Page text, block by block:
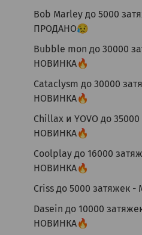
Bob Marley до 5000
ПРОДАНО😥
Bubble mon до 30000
НОВИНКА🔥
Cataclysm до 30000
НОВИНКА🔥
Chillax и YOVO до
НОВИНКА🔥
Coolplay до 16000
НОВИНКА🔥
Criss до 5000 затяжек
Dasein до 10000
НОВИНКА🔥